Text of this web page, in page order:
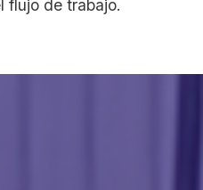
flujo de trabajo.